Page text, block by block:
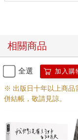
等等，這個名詞好像
一與四不等於五的拆。
像是灌籃高手、海賊
西被撕開，時間會把
Forever young的存在
好久沒有真誠地大笑
想要擁有日漫英雄的
好像人生就停在那幾
級的腦袋。
相關商品
全選 加入購
※ 出版日十年以上商品
併結帳，敬請見諒。